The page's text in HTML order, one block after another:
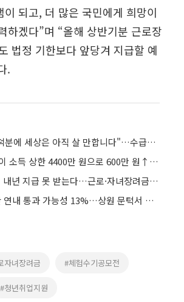
이 되고, 더 많은 국민에게 희망이
하겠다”며 “올해 상반기분 근로장
법정 기한보다 앞당겨 지급할 예
.
"국세청 장려금 덕분에 세상은 아직 살 만합니다"…수급자 사연에 감동
근로장려금 맞벌이 소득 상한 4400만 원으로 600만 원↑…단독 가구 2배로
이번 신청 놓치면 내년 지급 못 받는다…근로·자녀장려금 마감 D-30
美 클래리티 법안 연내 통과 가능성 13%…상원 문턱서 제동
자녀장려금 #체험수기공모전
#청년취업지원